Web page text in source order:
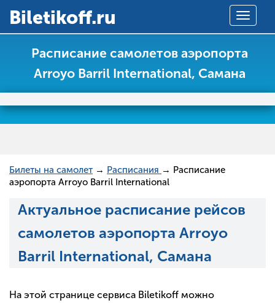
Toggle
Вiletikoff.ru
Расписание самолетов аэропорта
Arroyo Barril International, Самана
Билеты на самолет → Расписания → Расписание
аэропорта Arroyo Barril International
Актуальное расписание рейсов
самолетов аэропорта Arroyo
Barril International, Самана
На этой странице сервиса Biletikoff можно